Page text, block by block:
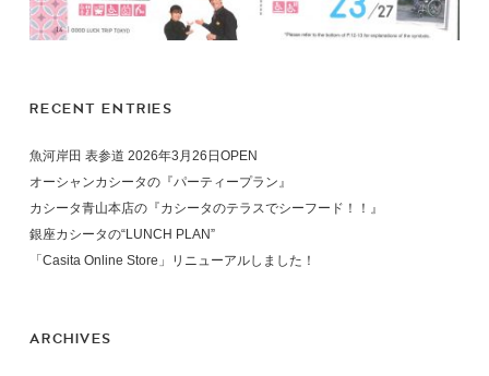
RECENT ENTRIES
魚河岸田 表参道 2026年3月26日OPEN
オーシャンカシータの『パーティープラン』
カシータ青山本店の『カシータのテラスでシーフード！！』
銀座カシータの“LUNCH PLAN”
「Casita Online Store」リニューアルしました！
ARCHIVES